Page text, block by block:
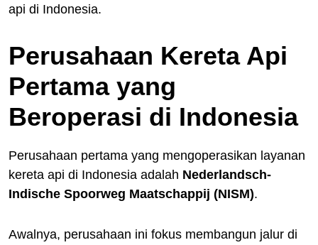
api di Indonesia.
Perusahaan Kereta Api
Pertama yang
Beroperasi di Indonesia
Perusahaan pertama yang mengoperasikan layanan
kereta api di Indonesia adalah Nederlandsch-
Indische Spoorweg Maatschappij (NISM).
Awalnya, perusahaan ini fokus membangun jalur di